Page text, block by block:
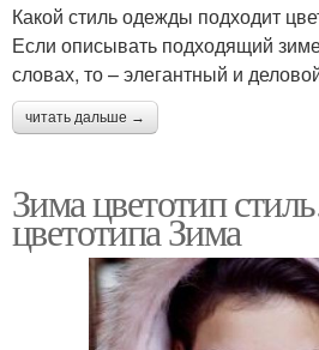
Какой стиль одежды подходит
Если описывать подходящий
словах, то – элегантный и
читать дальше →
Зима цветотип
цветотипа Зима